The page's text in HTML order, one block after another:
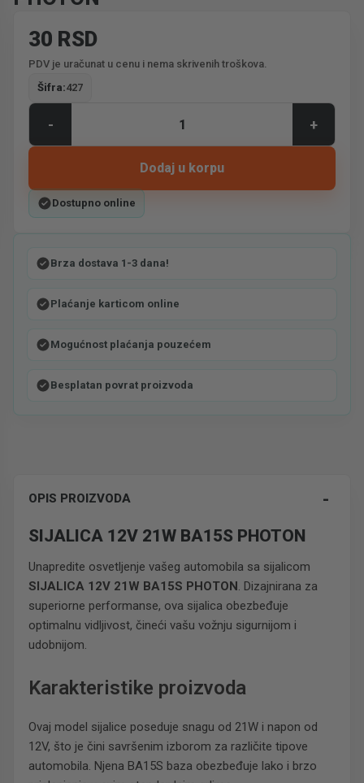
30 RSD
PDV je uračunat u cenu i nema skrivenih troškova.
Šifra:427
- +
Dodaj u korpu
Dostupno online
Brza dostava 1-3 dana!
Plaćanje karticom online
Mogućnost plaćanja pouzećem
Besplatan povrat proizvoda
OPIS PROIZVODA
SIJALICA 12V 21W BA15S PHOTON
Unapredite osvetljenje vašeg automobila sa sijalicom
SIJALICA 12V 21W BA15S PHOTON. Dizajnirana za
superiorne performanse, ova sijalica obezbeđuje
optimalnu vidljivost, čineći vašu vožnju sigurnijom i
udobnijom.
Karakteristike proizvoda
Ovaj model sijalice poseduje snagu od 21W i napon od
12V, što je čini savršenim izborom za različite tipove
automobila. Njena BA15S baza obezbeđuje lako i brzo
-